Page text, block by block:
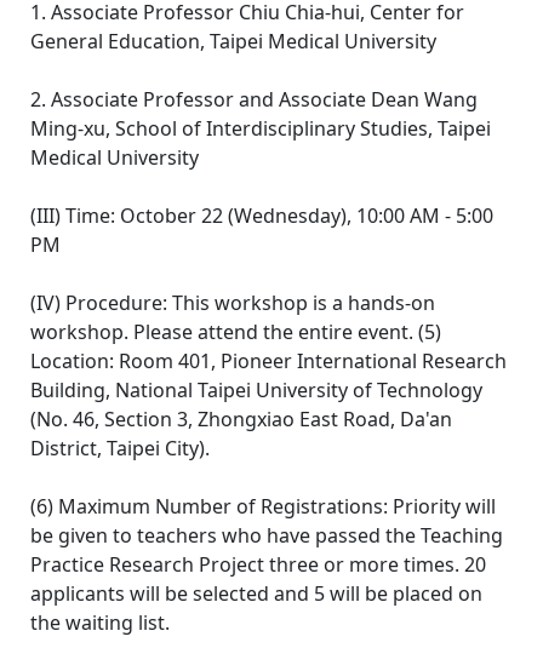
1. Associate Professor Chiu Chia-hui, Center for
General Education, Taipei Medical University
2. Associate Professor and Associate Dean Wang
Ming-xu, School of Interdisciplinary Studies, Taipei
Medical University
(III) Time: October 22 (Wednesday), 10:00 AM - 5:00
PM
(IV) Procedure: This workshop is a hands-on
workshop. Please attend the entire event. (5)
Location: Room 401, Pioneer International Research
Building, National Taipei University of Technology
(No. 46, Section 3, Zhongxiao East Road, Da'an
District, Taipei City).
(6) Maximum Number of Registrations: Priority will
be given to teachers who have passed the Teaching
Practice Research Project three or more times. 20
applicants will be selected and 5 will be placed on
the waiting list.